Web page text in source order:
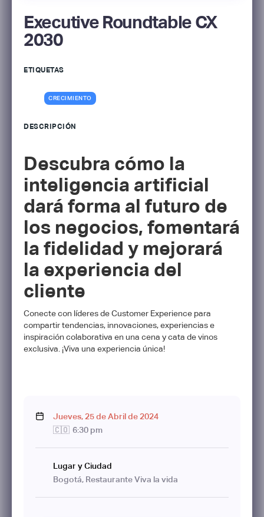
Executive Roundtable CX
2030
ETIQUETAS
CRECIMIENTO
DESCRIPCIÓN
Descubra cómo la
inteligencia artificial
dará forma al futuro de
los negocios, fomentará
la fidelidad y mejorará
la experiencia del
cliente
Conecte con líderes de Customer Experience para
compartir tendencias, innovaciones, experiencias e
inspiración colaborativa en una cena y cata de vinos
exclusiva. ¡Viva una experiencia única!
Jueves, 25deAbrilde 2024
🇨🇴 6:30 pm
Lugar y Ciudad
Bogotá, Restaurante Viva la vida